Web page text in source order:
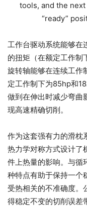
tools, and the
“ready”
工作台驱动系统能够
的扭矩（在额定工作
旋转轴能够在连续工
定工作制下为85hp和
做到在伸出时减少弯曲
现高速精确切削。
作为这套强有力的滑枕
热力学对称方式设计了
件上热量的影响。与循
种特点有助于保持一个
受热相关的不准确度。
得稳定不变的切削误差